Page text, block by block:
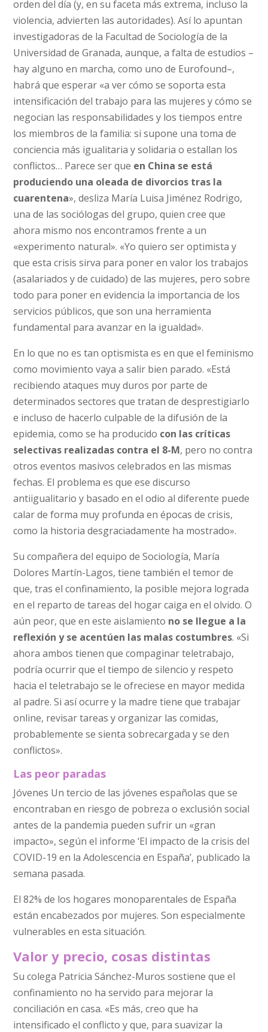
orden del día (y, en su faceta más extrema, incluso la
violencia, advierten las autoridades). Así lo apuntan
investigadoras de la Facultad de Sociología de la
Universidad de Granada, aunque, a falta de estudios –
hay alguno en marcha, como uno de Eurofound–,
habrá que esperar «a ver cómo se soporta esta
intensificación del trabajo para las mujeres y cómo se
negocian las responsabilidades y los tiempos entre
los miembros de la familia: si supone una toma de
conciencia más igualitaria y solidaria o estallan los
conflictos… Parece ser que en China se está
produciendo una oleada de divorcios tras la
cuarentena», desliza María Luisa Jiménez Rodrigo,
una de las sociólogas del grupo, quien cree que
ahora mismo nos encontramos frente a un
«experimento natural». «Yo quiero ser optimista y
que esta crisis sirva para poner en valor los trabajos
(asalariados y de cuidado) de las mujeres, pero sobre
todo para poner en evidencia la importancia de los
servicios públicos, que son una herramienta
fundamental para avanzar en la igualdad».
En lo que no es tan optismista es en que el feminismo
como movimiento vaya a salir bien parado. «Está
recibiendo ataques muy duros por parte de
determinados sectores que tratan de desprestigiarlo
e incluso de hacerlo culpable de la difusión de la
epidemia, como se ha producido con las críticas
selectivas realizadas contra el 8-M, pero no contra
otros eventos masivos celebrados en las mismas
fechas. El problema es que ese discurso
antiigualitario y basado en el odio al diferente puede
calar de forma muy profunda en épocas de crisis,
como la historia desgraciadamente ha mostrado».
Su compañera del equipo de Sociología, María
Dolores Martín-Lagos, tiene también el temor de
que, tras el confinamiento, la posible mejora lograda
en el reparto de tareas del hogar caiga en el olvido. O
aún peor, que en este aislamiento no se llegue a la
reflexión y se acentúen las malas costumbres. «Si
ahora ambos tienen que compaginar teletrabajo,
podría ocurrir que el tiempo de silencio y respeto
hacia el teletrabajo se le ofreciese en mayor medida
al padre. Si así ocurre y la madre tiene que trabajar
online, revisar tareas y organizar las comidas,
probablemente se sienta sobrecargada y se den
conflictos».
Las peor paradas
Jóvenes Un tercio de las jóvenes españolas que se
encontraban en riesgo de pobreza o exclusión social
antes de la pandemia pueden sufrir un «gran
impacto», según el informe ‘El impacto de la crisis del
COVID-19 en la Adolescencia en España’, publicado la
semana pasada.
El 82% de los hogares monoparentales de España
están encabezados por mujeres. Son especialmente
vulnerables en esta situación.
Valor y precio, cosas distintas
Su colega Patricia Sánchez-Muros sostiene que el
confinamiento no ha servido para mejorar la
conciliación en casa. «Es más, creo que ha
intensificado el conflicto y que, para suavizar la